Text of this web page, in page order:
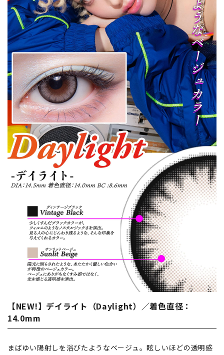
【NEW!】デイライト（Daylight）／着色直径：
14.0mm
まばゆい陽射しを浴びたようなベージュ。眩しいほどの透明感